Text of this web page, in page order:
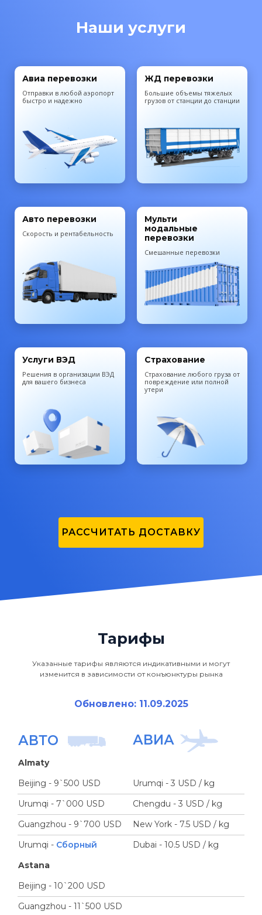
Наши услуги
Авиа перевозки
Отправки в любой аэропорт
быстро и надежно
ЖД перевозки
Большие объемы тяжелых
грузов от станции до станции
Авто перевозки
Скорость и рентабельность
Мульти
модальные
перевозки
Смешанные перевозки
Услуги ВЭД
Решения в организации ВЭД
для вашего бизнеса
Страхование
Cтрахование любого груза от
повреждение или полной
утери
РАССЧИТАТЬ ДОСТАВКУ
Тарифы
Указанные тарифы являются индикативными и могут
изменится в зависимости от конъюнктуры рынка
Обновлено: 11.09.2025
АВТО АВИА
Almaty
Beijing - 9`500 USD
Urumqi - 3 USD / kg
Urumqi - 7`000 USD
Chengdu - 3 USD / kg
Guangzhou - 9`700 USD
New York - 7.5 USD / kg
Urumqi - Сборный
Dubai - 10.5 USD / kg
Astana
Beijing - 10`200 USD
Guangzhou - 11`500 USD